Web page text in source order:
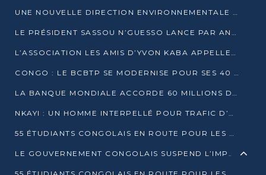
UNE NOUVELLE DIRECTION ENVIRONNEMENTALE POUR RENFORCER LA GESTION DES DONNÉES AU CONGO
LE PRÉSIDENT SASSOU N’GUESSO LANCE PAR ANTICIPATION LA 39ÈME JOURNÉE NATIONALE DE L’ARBRE
L’ASSOCIATION LES AMIS D’YVON KABA APPELLENT DENIS SASSOU N’GUESSO À SE PORTER CANDIDAT
CONGO : LE BCBTP SE MODERNISE POUR SES 40 ANS D’EXISTENCE
LA BANQUE MONDIALE ACCORDE 60 MILLIONS DE DOLLARS POUR LA RÉSILIENCE URBAINE AU CONGO
NKAYI : UN HOMME INTERPELLÉ POUR TRAFIC D’UN BÉBÉ CHIMPANZÉ
55 ÉTUDIANTS CONGOLAIS EN ROUTE POUR LES UNIVERSITÉS ALGÉRIENNES
LE GOUVERNEMENT CONGOLAIS SUSPEND L’IMPORTATION DES MACHETTES ET DES MOTOS